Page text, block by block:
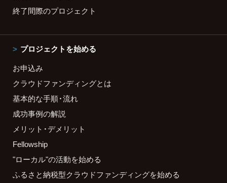
終了間際のプロジェクト
プロジェクトを始める
お申込み
クラウドファンディングとは
基本的な手順・流れ
成功事例の解説
メリット・デメリット
Fellowship
"ローカル"の活動を始める
ふるさと納税型クラウドファンディングを始める